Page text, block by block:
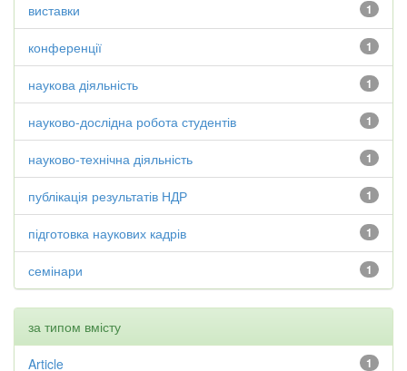
1
виставки
1
конференції
1
наукова діяльність
1
науково-дослідна робота студентів
1
науково-технічна діяльність
1
публікація результатів НДР
1
підготовка наукових кадрів
1
семінари
за типом вмісту
1
Article